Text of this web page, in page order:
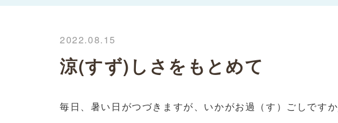
2022.08.15
涼(すず)しさをもとめて
毎日、暑い日がつづきますが、いかがお過（す）ごしですか